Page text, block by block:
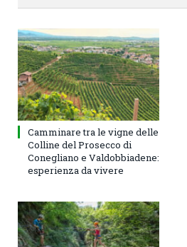
Camminare tra le vigne delle
Colline del Prosecco di
Conegliano e Valdobbiadene:
esperienza da vivere